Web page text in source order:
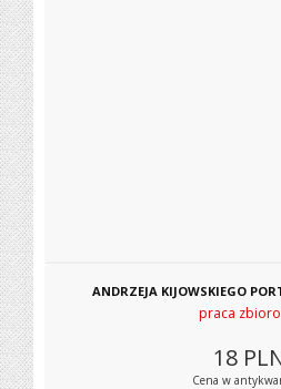
ANDRZEJA KIJOWSKIEGO
praca
18
Cena w